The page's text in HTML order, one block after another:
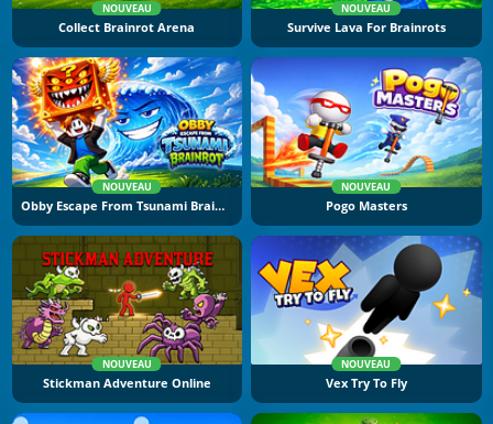
NOUVEAU
Collect Brainrot Arena
NOUVEAU
Survive Lava For Brainrots
NOUVEAU
Obby Escape From Tsunami Brainrot
NOUVEAU
Pogo Masters
NOUVEAU
Stickman Adventure Online
NOUVEAU
Vex Try To Fly